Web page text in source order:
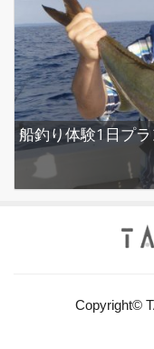
船釣り体験1日プラ
Copyright©